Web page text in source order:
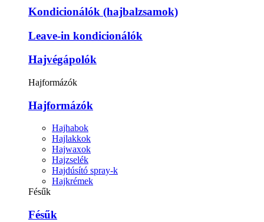
Kondicionálók (hajbalzsamok)
Leave-in kondicionálók
Hajvégápolók
Hajformázók
Hajformázók
Hajhabok
Hajlakkok
Hajwaxok
Hajzselék
Hajdúsító spray-k
Hajkrémek
Fésűk
Fésűk